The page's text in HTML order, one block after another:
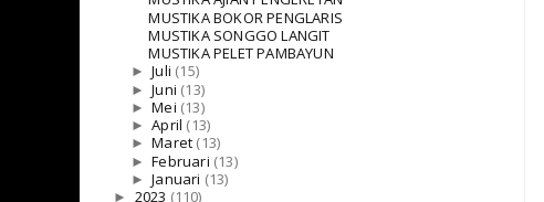
MUSTIKA BOKOR PENGLARIS
MUSTIKA SONGGO LANGIT
MUSTIKA PELET PAMBAYUN
►Juli (15)
►Juni (13)
►Mei (13)
►April (13)
►Maret (13)
►Februari (13)
►Januari (13)
► 2023 (110)